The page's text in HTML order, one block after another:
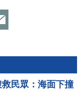
民眾：海面下撞